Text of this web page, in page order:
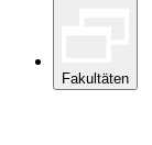
Fakultäten